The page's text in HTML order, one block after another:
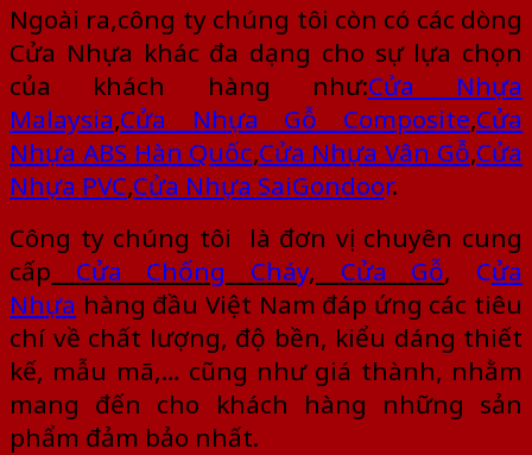
Ngoài ra,công ty chúng tôi còn có các dòng
Cửa Nhựa khác đa dạng cho sự lựa chọn
của khách hàng như:Cửa Nhựa
Malaysia,Cửa Nhựa Gỗ Composite,Cửa
Nhựa ABS Hàn Quốc,Cửa Nhựa Vân Gỗ,Cửa
Nhựa PVC,Cửa Nhựa SaiGondoor.
Công ty chúng tôi là đơn vị chuyên cung
cấp
Cửa Chống Cháy, Cửa Gỗ, Cửa
Nhựa hàng đầu Việt Nam đáp ứng các tiêu
chí về chất lượng, độ bền, kiểu dáng thiết
kế, mẫu mã,… cũng như giá thành, nhằm
mang đến cho khách hàng những sản
phẩm đảm bảo nhất.